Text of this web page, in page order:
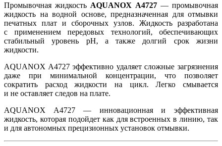
Промывочная жидкость AQUANOX A4727— промывочная
жидкость на водной основе, предназначенная для отмывки
печатных плат и сборочных узлов. Жидкость разработана
с применением передовых технологий, обеспечивающих
стабильный уровень pH, а также долгий срок жизни
жидкости.
AQUANOX A4727 эффективно удаляет сложные загрязнения
даже при минимальной концентрации, что позволяет
сократить расход жидкости на цикл. Легко смывается
и не оставляет следов на плате.
AQUANOX A4727 — инновационная и эффективная
жидкость, которая подойдет как для встроенных в линию, так
и для автономных прецизионных установок отмывки.